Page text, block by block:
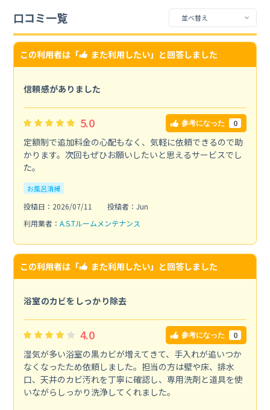
口コミ一覧
この利用者は「 また利用したい」と回答しました
信頼感がありました
5.0 参考になった 0
定額制で追加料金の心配もなく、気軽に依頼できるので助
かります。次回もぜひお願いしたいと思えるサービスでし
た。
お風呂清掃
投稿日：2026/07/11
投稿者：Jun
利用業者： A.S.Tルームメンテナンス
この利用者は「 また利用したい」と回答しました
浴室のカビをしっかり除去
4.0 参考になった 0
湿気が多い浴室の黒カビが増えてきて、手入れが追いつか
なくなったため依頼しました。担当の方は壁や床、排水
口、天井のカビ汚れを丁寧に確認し、専用洗剤と道具を使
いながらしっかり洗浄してくれました。